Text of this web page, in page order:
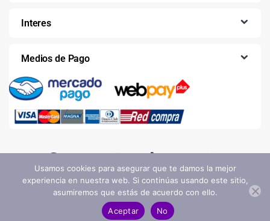
Interes
Medios de Pago
Usamos cookies para asegurar que te damos la mejor
experiencia en nuestra web. Si continúas usando este sitio,
asumiremos que estás de acuerdo con ello.
Aceptar
No